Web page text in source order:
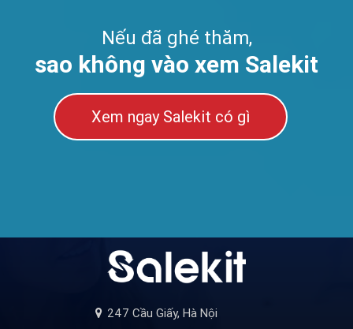
Nếu đã ghé thăm,
sao không vào xem Salekit
Xem ngay Salekit có gì
247 Cầu Giấy, Hà Nội